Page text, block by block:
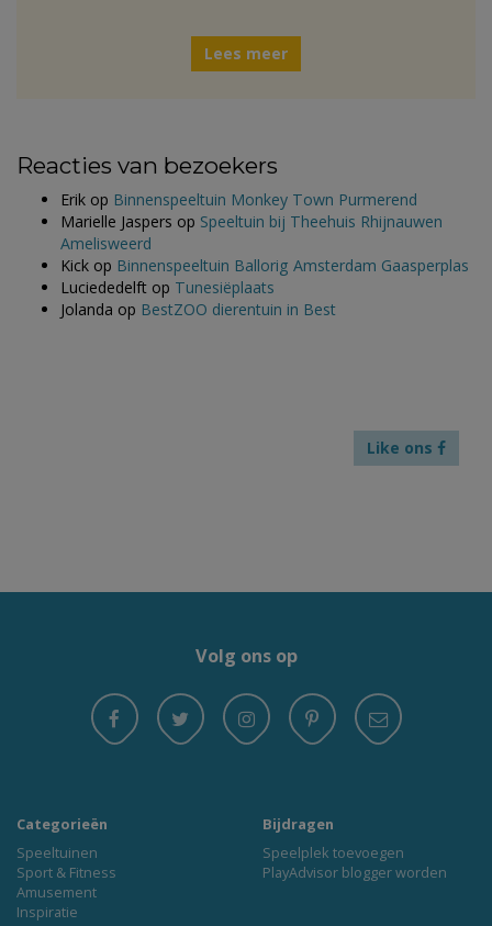
Lees meer
Reacties van bezoekers
Erik op Binnenspeeltuin Monkey Town Purmerend
Marielle Jaspers op Speeltuin bij Theehuis Rhijnauwen
Amelisweerd
Kick op Binnenspeeltuin Ballorig Amsterdam Gaasperplas
Luciededelft op Tunesiëplaats
Jolanda op BestZOO dierentuin in Best
Like ons
Volg ons op
Categorieën
Speeltuinen
Sport & Fitness
Amusement
Inspiratie
Bijdragen
Speelplek toevoegen
PlayAdvisor blogger worden